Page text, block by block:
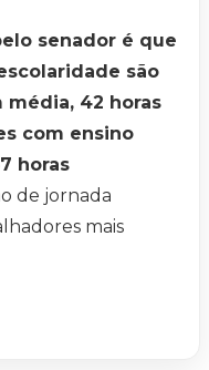
senador é que
são
média, 42 horas
com ensino
horas
de jornada
mais